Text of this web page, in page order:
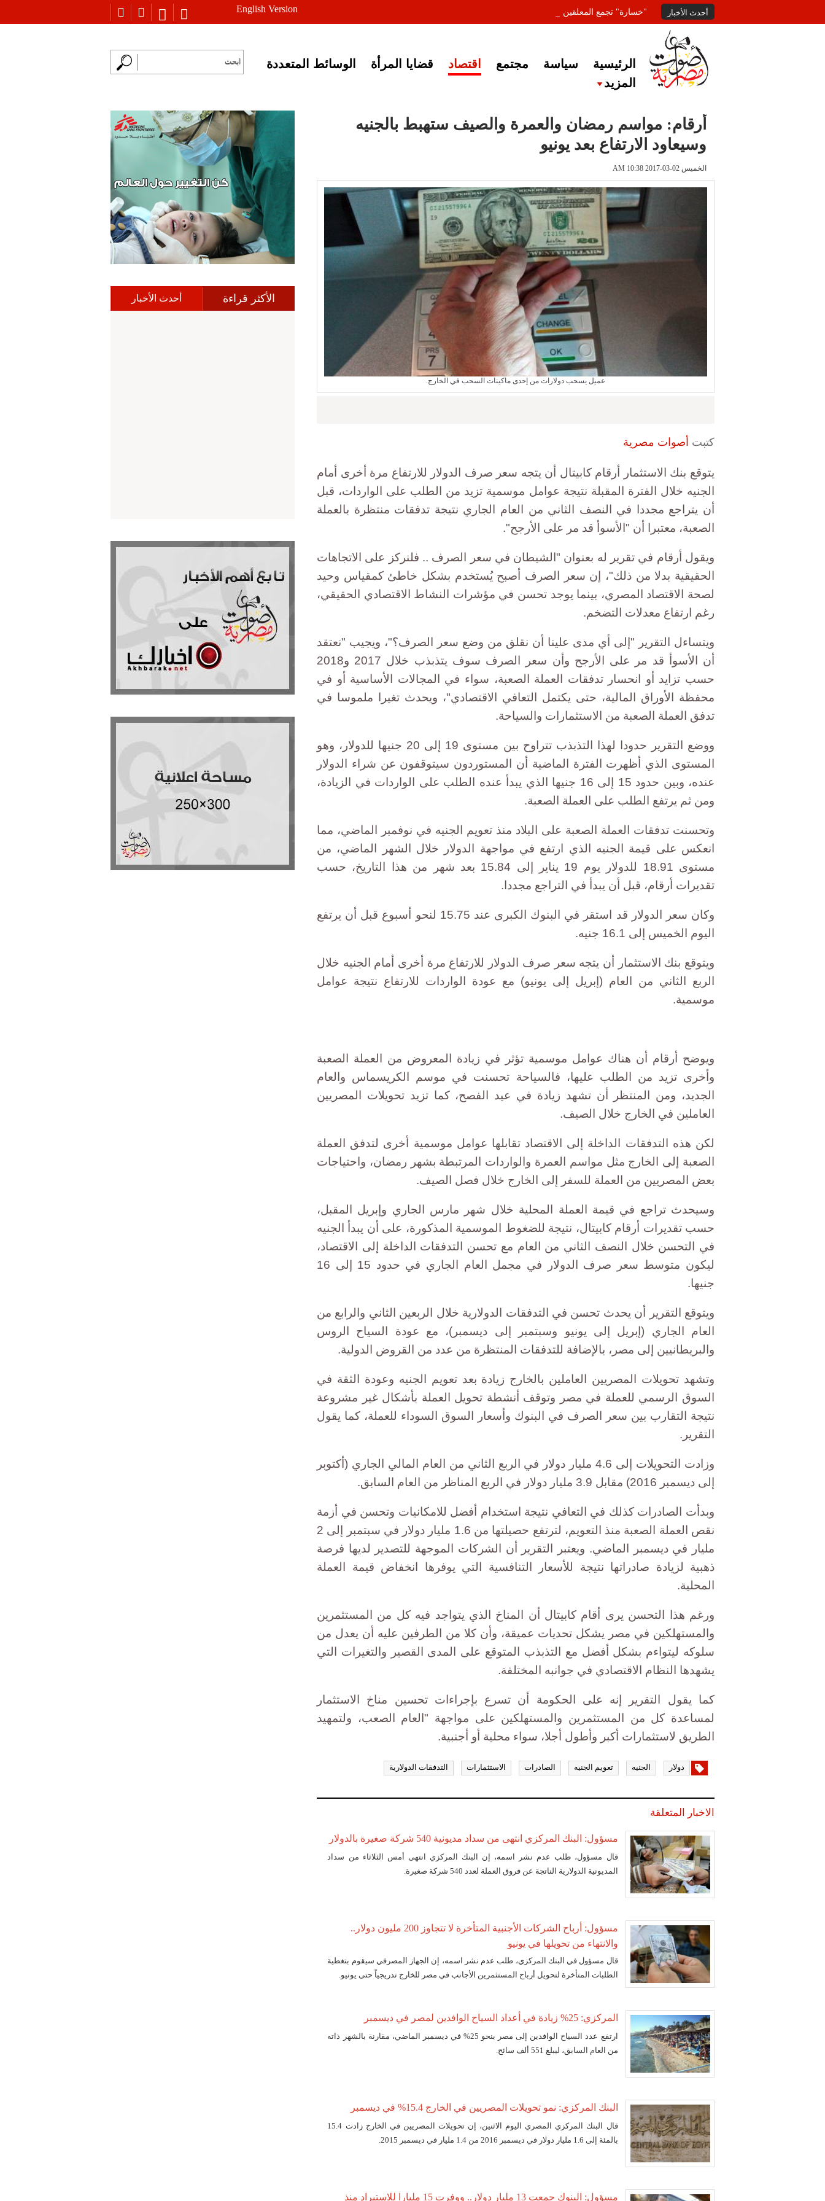
English Version أحدث الأخبار "خسارة" تجمع المعلقين على خبر إغلاق أصوات مصرية
الرئيسية سياسة مجتمع اقتصاد قضايا المرأة
الوسائط المتعددة
المزيد
أرقام: مواسم رمضان والعمرة والصيف ستهبط بالجنيه
وسيعاود الارتفاع بعد يونيو
الخميس 02-03-2017 AM 10:38
عميل يسحب دولارات من إحدى ماكينات السحب في الخارج.
كتبت أصوات مصرية
يتوقع بنك الاستثمار أرقام كابيتال أن يتجه سعر صرف الدولار للارتفاع مرة أخرى أمام
الجنيه خلال الفترة المقبلة نتيجة عوامل موسمية تزيد من الطلب على الواردات، قبل
أن يتراجع مجددا في النصف الثاني من العام الجاري نتيجة تدفقات منتظرة بالعملة
الصعبة، معتبرا أن "الأسوأ قد مر على الأرجح".
ويقول أرقام في تقرير له بعنوان "الشيطان في سعر الصرف .. فلنركز على الاتجاهات
الحقيقية بدلا من ذلك"، إن سعر الصرف أصبح يُستخدم بشكل خاطئ كمقياس وحيد
لصحة الاقتصاد المصري، بينما يوجد تحسن في مؤشرات النشاط الاقتصادي الحقيقي،
رغم ارتفاع معدلات التضخم.
ويتساءل التقرير "إلى أي مدى علينا أن نقلق من وضع سعر الصرف؟"، ويجيب "نعتقد
أن الأسوأ قد مر على الأرجح وأن سعر الصرف سوف يتذبذب خلال 2017 و2018
حسب تزايد أو انحسار تدفقات العملة الصعبة، سواء في المجالات الأساسية أو في
محفظة الأوراق المالية، حتى يكتمل التعافي الاقتصادي"، ويحدث تغيرا ملموسا في
تدفق العملة الصعبة من الاستثمارات والسياحة.
ووضع التقرير حدودا لهذا التذبذب تتراوح بين مستوى 19 إلى 20 جنيها للدولار، وهو
المستوى الذي أظهرت الفترة الماضية أن المستوردون سيتوقفون عن شراء الدولار
عنده، وبين حدود 15 إلى 16 جنيها الذي يبدأ عنده الطلب على الواردات في الزيادة،
ومن ثم يرتفع الطلب على العملة الصعبة.
وتحسنت تدفقات العملة الصعبة على البلاد منذ تعويم الجنيه في نوفمبر الماضي، مما
انعكس على قيمة الجنيه الذي ارتفع في مواجهة الدولار خلال الشهر الماضي، من
مستوى 18.91 للدولار يوم 19 يناير إلى 15.84 بعد شهر من هذا التاريخ، حسب
تقديرات أرقام، قبل أن يبدأ في التراجع مجددا.
وكان سعر الدولار قد استقر في البنوك الكبرى عند 15.75 لنحو أسبوع قبل أن يرتفع
اليوم الخميس إلى 16.1 جنيه.
ويتوقع بنك الاستثمار أن يتجه سعر صرف الدولار للارتفاع مرة أخرى أمام الجنيه خلال
الربع الثاني من العام (إبريل إلى يونيو) مع عودة الواردات للارتفاع نتيجة عوامل
موسمية.
ويوضح أرقام أن هناك عوامل موسمية تؤثر في زيادة المعروض من العملة الصعبة
وأخرى تزيد من الطلب عليها، فالسياحة تحسنت في موسم الكريسماس والعام
الجديد، ومن المنتظر أن تشهد زيادة في عيد الفصح، كما تزيد تحويلات المصريين
العاملين في الخارج خلال الصيف.
لكن هذه التدفقات الداخلة إلى الاقتصاد تقابلها عوامل موسمية أخرى لتدفق العملة
الصعبة إلى الخارج مثل مواسم العمرة والواردات المرتبطة بشهر رمضان، واحتياجات
بعض المصريين من العملة للسفر إلى الخارج خلال فصل الصيف.
وسيحدث تراجع في قيمة العملة المحلية خلال شهر مارس الجاري وإبريل المقبل،
حسب تقديرات أرقام كابيتال، نتيجة للضغوط الموسمية المذكورة، على أن يبدأ الجنيه
في التحسن خلال النصف الثاني من العام مع تحسن التدفقات الداخلة إلى الاقتصاد،
ليكون متوسط سعر صرف الدولار في مجمل العام الجاري في حدود 15 إلى 16
جنيها.
ويتوقع التقرير أن يحدث تحسن في التدفقات الدولارية خلال الربعين الثاني والرابع من
العام الجاري (إبريل إلى يونيو وسبتمبر إلى ديسمبر)، مع عودة السياح الروس
والبريطانيين إلى مصر، بالإضافة للتدفقات المنتظرة من عدد من القروض الدولية.
وتشهد تحويلات المصريين العاملين بالخارج زيادة بعد تعويم الجنيه وعودة الثقة في
السوق الرسمي للعملة في مصر وتوقف أنشطة تحويل العملة بأشكال غير مشروعة
نتيجة التقارب بين سعر الصرف في البنوك وأسعار السوق السوداء للعملة، كما يقول
التقرير.
وزادت التحويلات إلى 4.6 مليار دولار في الربع الثاني من العام المالي الجاري (أكتوبر
إلى ديسمبر 2016) مقابل 3.9 مليار دولار في الربع المناظر من العام السابق.
وبدأت الصادرات كذلك في التعافي نتيجة استخدام أفضل للامكانيات وتحسن في أزمة
نقص العملة الصعبة منذ التعويم، لترتفع حصيلتها من 1.6 مليار دولار في سبتمبر إلى 2
مليار في ديسمبر الماضي. ويعتبر التقرير أن الشركات الموجهة للتصدير لديها فرصة
ذهبية لزيادة صادراتها نتيجة للأسعار التنافسية التي يوفرها انخفاض قيمة العملة
المحلية.
ورغم هذا التحسن يرى أقام كابيتال أن المناخ الذي يتواجد فيه كل من المستثمرين
والمستهلكين في مصر يشكل تحديات عميقة، وأن كلا من الطرفين عليه أن يعدل من
سلوكه ليتواءم بشكل أفضل مع التذبذب المتوقع على المدى القصير والتغيرات التي
يشهدها النظام الاقتصادي في جوانبه المختلفة.
كما يقول التقرير إنه على الحكومة أن تسرع بإجراءات تحسين مناخ الاستثمار
لمساعدة كل من المستثمرين والمستهلكين على مواجهة "العام الصعب، ولتمهيد
الطريق لاستثمارات أكبر وأطول أجلا، سواء محلية أو أجنبية.
دولار الجنيه تعويم الجنيه الصادرات الاستثمارات التدفقات الدولارية
الاخبار المتعلقة
مسؤول: البنك المركزي انتهى من سداد مديونية 540 شركة صغيرة بالدولار
قال مسؤول، طلب عدم نشر اسمه، إن البنك المركزي انتهى أمس الثلاثاء من سداد
المديونية الدولارية الناتجة عن فروق العملة لعدد 540 شركة صغيرة.
مسؤول: أرباح الشركات الأجنبية المتأخرة لا تتجاوز 200 مليون دولار..
والانتهاء من تحويلها في يونيو
قال مسؤول في البنك المركزي، طلب عدم نشر اسمه، إن الجهاز المصرفي سيقوم بتغطية
الطلبات المتأخرة لتحويل أرباح المستثمرين الأجانب في مصر للخارج تدريجياً حتى يونيو.
المركزي: 25% زيادة في أعداد السياح الوافدين لمصر في ديسمبر
ارتفع عدد السياح الوافدين إلى مصر بنحو 25% في ديسمبر الماضي، مقارنة بالشهر ذاته
من العام السابق، ليبلغ 551 ألف سائح.
البنك المركزي: نمو تحويلات المصريين في الخارج 15.4% في ديسمبر
قال البنك المركزي المصري اليوم الاثنين، إن تحويلات المصريين في الخارج زادت 15.4
بالمئة إلى 1.6 مليار دولار في ديسمبر 2016 من 1.4 مليار في ديسمبر 2015.
مسؤول: البنوك جمعت 13 مليار دولار.. ووفرت 15 مليارا للاستيراد منذ
الأكثر قراءة أحدث الأخبار